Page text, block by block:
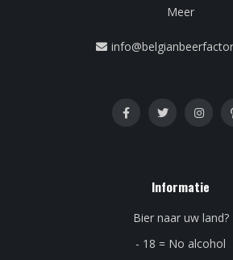
Meer
Informatie
Bier naar uw land?
- 18 = No alcohol